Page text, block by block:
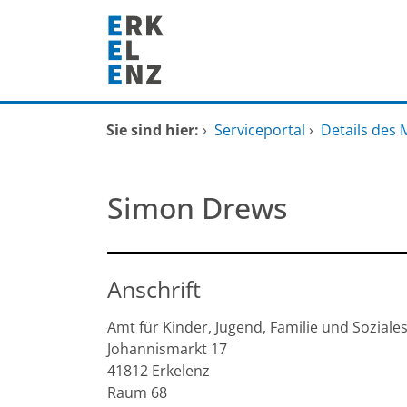
Zum Hauptinhalt springen
Startseite
Mitarbeitende A-Z
FAQ
Sie sind hier: › Serviceportal › Details des
Simon Drews
Anschrift
Amt für Kinder, Jugend, Familie und Soziales
Johannismarkt 17
41812 Erkelenz
Raum 68